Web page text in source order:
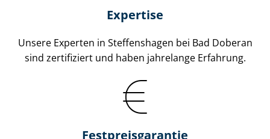
Expertise
Unsere Experten in Steffenshagen bei Bad Doberan
sind zertifiziert und haben jahrelange Erfahrung.
Fest­preis­ga­ran­tie